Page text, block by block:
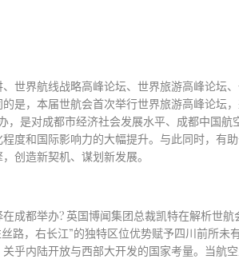
世界航线战略高峰论坛、世界旅游高峰论
是，本届世航会首次举行世界旅游高峰论
，是对成都市经济社会发展水平、成都中国
度和国际影响力的大幅提升。与此同时，
创造新契机、谋划新发展。
成都举办? 英国博闻集团总裁凯特在解析世
路，右长江”的独特区位优势赋予四川前所未
乎内陆开放与西部大开发的国家考量。当航